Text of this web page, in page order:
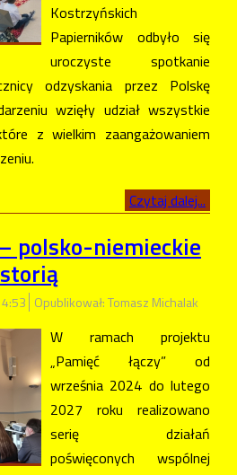
Kostrzyńskich
Papierników odbyło się
uroczyste spotkanie
odzyskania przez Polskę
wzięły udział wszystkie
z wielkim zaangażowaniem
Czytaj dalej...
polsko-niemieckie
Opublikował: Tomasz Michalak
W ramach projektu
„Pamięć łączy” od
września 2024 do lutego
2027 roku realizowano
serię działań
poświęconych wspólnej